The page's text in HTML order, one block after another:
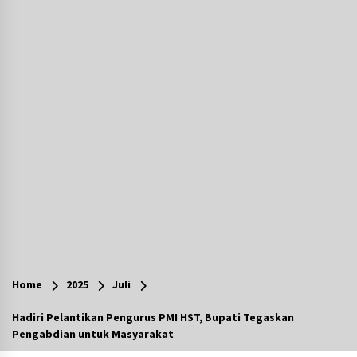
Program Pelatihan Operator Alat Berat GTO
HUT ke-51, Indocement Perkuat Inovasi dan
Keberlanjutan Masa Depan Lebih Hijau
Home 2025 Juli
Hadiri Pelantikan Pengurus PMI HST, Bupati Tegaskan
Pengabdian untuk Masyarakat